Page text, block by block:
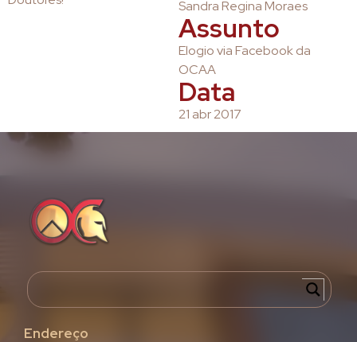
Sandra Regina Moraes
Assunto
Elogio via Facebook da
OCAA
Data
21 abr 2017
Endereço